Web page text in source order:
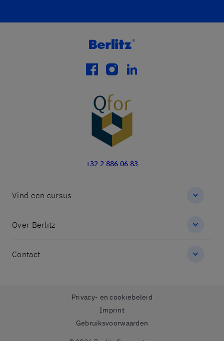
facebook
instagram
linkedin
+32 2 886 06 83
Vind een cursus
Over Berlitz
Contact
Privacy- en cookiebeleid
Imprint
Gebruiksvoorwaarden